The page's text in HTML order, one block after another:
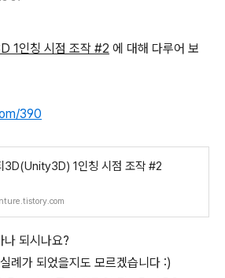
1인칭 시점 조작 #2 에 대해 다루어 보
390
3D(Unity3D) 1인칭 시점 조작 #2
나 되시나요?
례가 되었을지도 모르겠습니다 :)